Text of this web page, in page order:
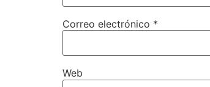
Correo electrónico *
Web